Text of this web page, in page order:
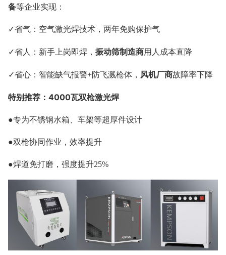
备等企业实现：
✓省气：空气激光焊技术，两年免购保护气
✓省人：新手上岗即焊， 振动筛制造商用人成本直降
✓省心：智能缺气报警+防飞溅枪体， 风机厂商故障率下降
特别推荐：4000瓦双枪激光焊
●专为不锈钢水箱、车架等超厚件设计
●双枪协同作业，效率提升
●焊道免打磨，强度提升25%